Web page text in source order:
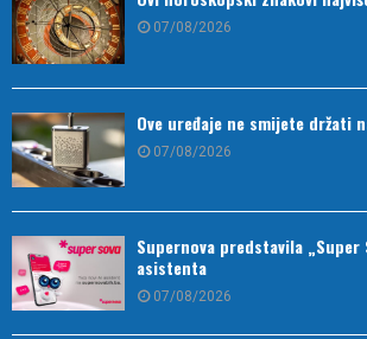
07/08/2026
Ove uređaje ne smijete držati
07/08/2026
Supernova predstavila „Super
asistenta
07/08/2026